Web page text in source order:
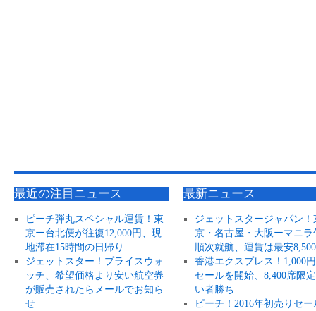
最近の注目ニュース
ピーチ弾丸スペシャル運賃！東
京ー台北便が往復12,000円、現
地滞在15時間の日帰り
ジェットスター！プライスウォ
ッチ、希望価格より安い航空券
が販売されたらメールでお知ら
せ
最新ニュース
ジェットスタージャパン！
京・名古屋・大阪ーマニラ
順次就航、運賃は最安
香港エクスプレス！1,000
セールを開始、8,400席限
い者勝ち
ピーチ！2016年初売りセー